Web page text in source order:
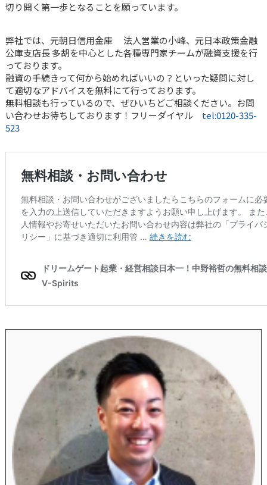
切り開く第一歩となることを願っています。
弊社では、元朝日信用金庫 法人営業の小峰、元日本政策金融
公庫支店長 多胡を中心とした各種専門家チームが融資支援を行
っております。
融資の手続きって何から始めればいいの？といった疑問に対し
て適切なアドバイスを無料にて行っております。
無料相談も行っているので、ぜひいちどご相談ください。お問
い合わせお待ちしております！フリーダイヤル tel:0120-335-
523